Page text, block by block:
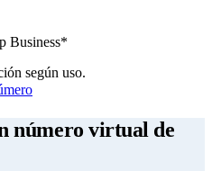
Business*
según uso.
número virtual de